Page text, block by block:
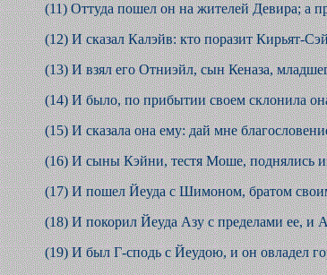
(11) Оттуда пошел он на жителей Девира; а
(12) И сказал Калэйв: кто поразит Кирьят-
(13) И взял его Отниэйл, сын Кеназа,
(14) И было, по прибытии своем склонила она
(15) И сказала она ему: дай мне
(16) И сыны Кэйни, тестя Моше, поднялись
(17) И пошел Йеуда с Шимоном, братом
(18) И покорил Йеуда Азу с пределами ее, и
(19) И был Г-сподь с Йеудою, и он овладел